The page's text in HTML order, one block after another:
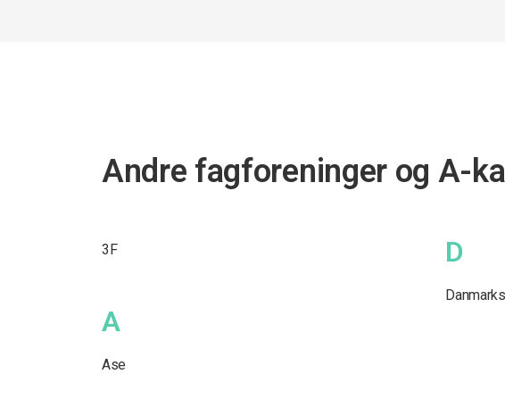
Andre fagforeninger og A-
3F
A
Ase
D